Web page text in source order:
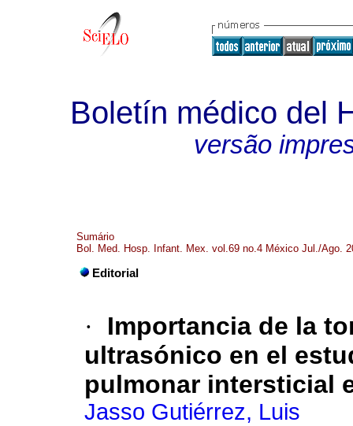
Boletín médico del
versão
Sumário
Bol. Med. Hosp. Infant. Mex. vol.69 no.4 México Jul./Ago.
Editorial
·
Importancia de la
ultrasónico en el
pulmonar intersticial
Jasso Gutiérrez, Luis